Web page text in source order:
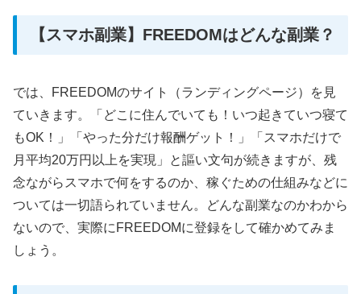
【スマホ副業】FREEDOMはどんな副業？
では、FREEDOMのサイト（ランディングページ）を見
ていきます。「どこに住んでいても！いつ起きていつ寝て
もOK！」「やった分だけ報酬ゲット！」「スマホだけで
月平均20万円以上を実現」と謳い文句が続きますが、残
念ながらスマホで何をするのか、稼ぐための仕組みなどに
ついては一切語られていません。どんな副業なのかわから
ないので、実際にFREEDOMに登録をして確かめてみま
しょう。